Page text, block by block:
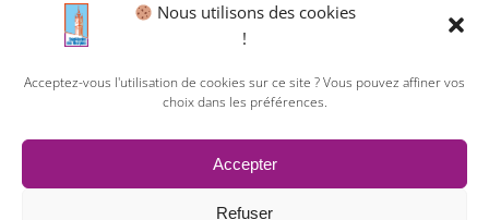
Nous utilisons des cookies
!
Acceptez-vous l'utilisation de cookies sur ce site ? Vous pouvez affiner vos
choix dans les préférences.
Accepter
Refuser
© 2026 Commune de Saint-Geniès-des-Mourgues.
Un service proposé par
Comm'un Site
Politique des cookies